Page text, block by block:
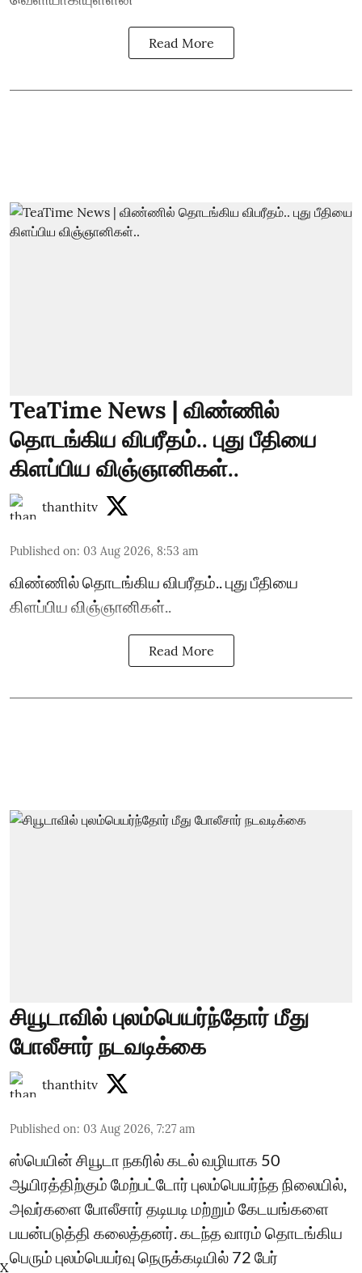
Read More
TeaTime News | விண்ணில்
தொடங்கிய விபரீதம்.. புது பீதியை
கிளப்பிய விஞ்ஞானிகள்..
thanthitv
Published on: 03 Aug 2026, 8:53 am
விண்ணில் தொடங்கிய விபரீதம்.. புது பீதியை
கிளப்பிய விஞ்ஞானிகள்..
Read More
சியூடாவில் புலம்பெயர்ந்தோர் மீது
போலீசார் நடவடிக்கை
thanthitv
Published on: 03 Aug 2026, 7:27 am
ஸ்பெயின் சியூடா நகரில் கடல் வழியாக 50
ஆயிரத்திற்கும் மேற்பட்டோர் புலம்பெயர்ந்த நிலையில்,
அவர்களை போலீசார் தடியடி மற்றும் கேடயங்களை
பயன்படுத்தி கலைத்தனர். கடந்த வாரம் தொடங்கிய
பெரும் புலம்பெயர்வு நெருக்கடியில் 72 பேர்
X